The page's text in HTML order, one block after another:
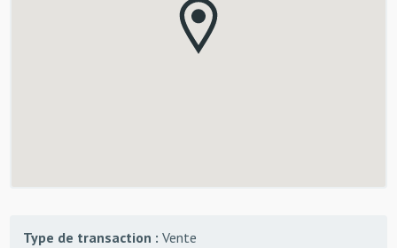
Type de transaction : Vente